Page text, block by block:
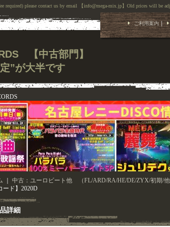
required) please contact us by email 【info@mega-mix.jp】Old prices will be
【中古部門】
”が大半です
ご利用案内 ｜
中古：ユーロビート他 （FL/ARD/RA/HE/DE/ZYX/初期/他
ード】2020D
詳細